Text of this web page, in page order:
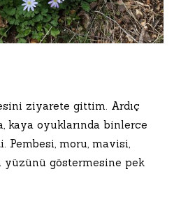
ziyarete gittim. Ardıç
kaya oyuklarında binlerce
Pembesi, moru, mavisi,
yüzünü göstermesine pek